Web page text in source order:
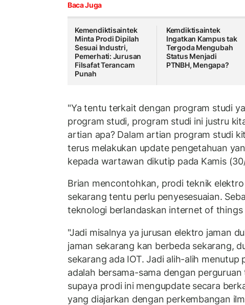
Baca Juga
Kemendiktisaintek
Minta Prodi Dipilah
Sesuai Industri,
Pemerhati: Jurusan
Filsafat Terancam
Punah
Kemdiktisaintek
Ingatkan Kampus tak
Tergoda Mengubah
Status Menjadi
PTNBH, Mengapa?
"Ya tentu terkait dengan program studi
program studi, program studi ini justru
artian apa? Dalam artian program studi
terus melakukan update pengetahuan
kepada wartawan dikutip pada Kamis
Brian mencontohkan, prodi teknik
sekarang tentu perlu penyesesuaian.
teknologi berlandaskan internet of things
"Jadi misalnya ya jurusan elektro jaman
jaman sekarang kan berbeda sekarang,
sekarang ada IOT. Jadi alih-alih
adalah bersama-sama dengan
supaya prodi ini mengupdate secara
yang diajarkan dengan perkembangan